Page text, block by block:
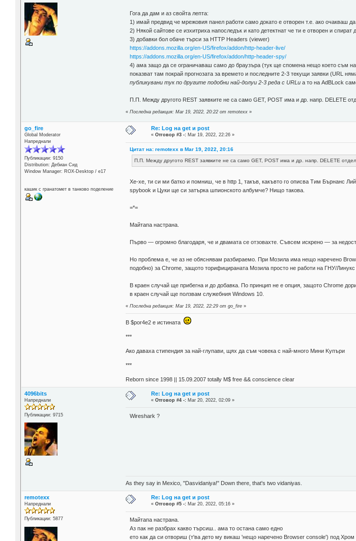
Гога да дам и аз свойта лепта:
1) имай предвид че мрежовия панел работи само докато е отворен т.е. ако очакваш
2) Някой сайтове се изхитриха напоследък и като детектнат че ти е отворен и спират
3) добавки бол обаче търси за HTTP Headers (viewer)
https://addons.mozilla.org/en-US/firefox/addon/http-header-live/
https://addons.mozilla.org/en-US/firefox/addon/http-header-spy/
4) ама защо да се ограничаваш само до браузъра (тук ще спомена нещо което съм
показват там покрай прогнозата за времето и последните 2-3 текущи заявки (URL
публикувани тук по другите подобни най-долуи 2-3 реда с URLи а то на AdBLock
П.П. Между другото REST заявките не са само GET, POST има и др. напр. DELETE
«Последна редакция: Mar 19, 2022, 20:22 от remotexx »
go_fire
Global Moderator
Напреднали
Публикации: 9150
Distribution: Дебиан Сид
Window Manager: ROX-Desktop / е17
кашик с гранатомет в танково поделение
Re: Log на get и post
«Отговор #3 -: Mar 19, 2022, 22:26 »
Цитат на: remotexx в Mar 19, 2022, 20:16
П.П. Между другото REST заявките не са само GET, POST има и др. напр. DELETE
Хе-хе, ти си ми батко и помниш, че в http 1, такъв, какъвто го описва Тим Бърнанс
spybook и Цуки ще си затърка шпионското албумче? Нищо такова.
=*=
Майтапа настрана.
Първо — огромно благодаря, че и двамата се отзовахте. Съвсем искрено — за
Но проблема е, че аз не обяснявам разбираемо. При Мозила има нещо наречено
подобно) за Chrome, защото торифицираната Мозила просто не работи на ГНУ/
В краен случай ще прибегна и до добавка. По принцип не е опция, защото Chrome
в краен случай ще ползвам служебния Windows 10.
«Последна редакция: Mar 19, 2022, 22:29 от go_fire »
В $por4e2 e истината
***
Aко даваха стипендия за най-глупави, щях да съм човека с най-много Mини Kупъри
***
Reborn since 1998 || 15.09.2007 totally М$ free && conscience clear
4096bits
Напреднали
Публикации: 9715
Re: Log на get и post
«Отговор #4 -: Mar 20, 2022, 02:09 »
Wireshark ?
As they say in Mexico, "Dasvidaniya!" Down there, that's two vidaniyas.
remotexx
Напреднали
Публикации: 5877
Re: Log на get и post
«Отговор #5 -: Mar 20, 2022, 05:16 »
Майтапа настрана.
Аз пак не разбрах какво търсиш.. ама то остана само едно
ето как да си отвориш (т'ва дето му викаш 'нещо наречено Browser console') под Хром